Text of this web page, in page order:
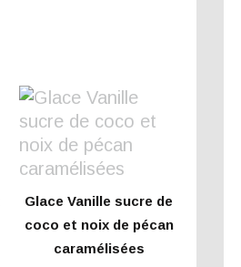
Glace Vanille sucre de
coco et noix de pécan
caramélisées